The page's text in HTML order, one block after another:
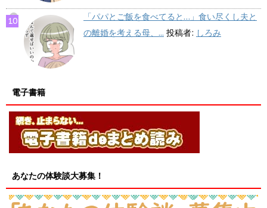
「パパとご飯を食べてると…」食い尽くし夫と
の離婚を考える母、... 投稿者: しろみ
電子書籍
あなたの体験談大募集！